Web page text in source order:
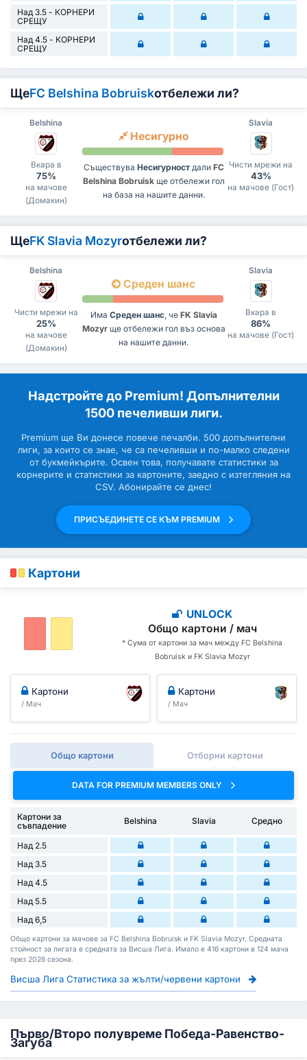
Над 3.5 - КОРНЕРИ
СРЕЩУ
Над 4.5 - КОРНЕРИ
СРЕЩУ
ЩеFC Belshina Bobruiskотбележи ли?
Belshina Slavia
Вкара в
75%
на мачове
(Домакин)
Несигурно
Съществува Несигурностдали FC
Belshina Bobruiskще отбележи гол
на база на нашите данни.
Чисти мрежи на
43%
на мачове (Гост)
ЩеFK Slavia Mozyrотбележи ли?
Belshina Slavia
Чисти мрежи на
25%
на мачове
(Домакин)
Среден шанс
Има Среден шанс, че FK Slavia
Mozyrще отбележи гол въз основа
на нашите данни.
Вкара в
86%
на мачове (Гост)
Надстройте до Premium! Допълнителни
1500 печеливши лиги.
Premium ще Ви донесе повече печалби. 500 допълнителни
лиги, за които се знае, че са печеливши и по-малко следени
от букмейкърите. Освен това, получавате статистики за
корнерите и статистики за картоните, заедно с изтегляния на
CSV. Абонирайте се днес!
ПРИСЪЕДИНЕТЕ СЕ КЪМ PREMIUM
Картони
UNLOCK
Общо картони / мач
* Сума от картони за мач между FC Belshina
Bobruisk и FK Slavia Mozyr
Картони
/ Мач
Картони
/ Мач
Общо картони Отборни картони
DATA FOR PREMIUM MEMBERS ONLY
Картони за
съвпадение
Belshina Slavia Средно
Над 2.5
Над 3.5
Над 4.5
Над 5.5
Над 6,5
Общо картони за мачове за FC Belshina Bobruisk и FK Slavia Mozyr. Средната
стойност за лигата е средната за Висша Лига. Имало е 416 картони в 124 мача
през 2026 сезона.
Висша Лига Статистика за жълти/червени картони
Първо/Второ полувреме Победа-Равенство-
Загуба